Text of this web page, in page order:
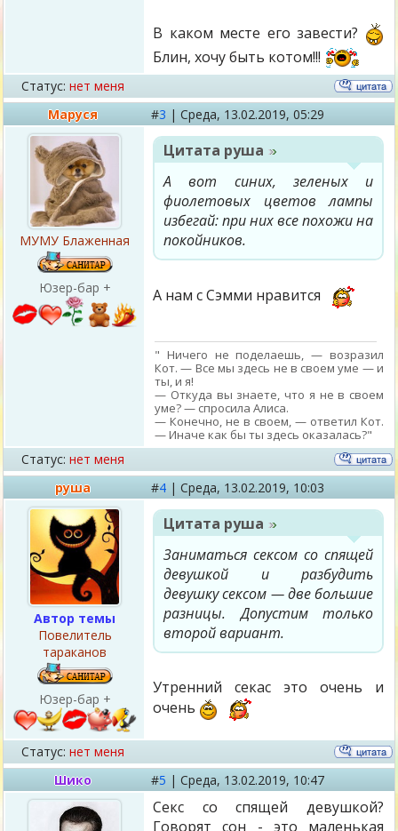
В каком месте его завести?
Блин, хочу быть котом!!!
Статус: нет меня
Маруся
#3 | Среда, 13.02.2019, 05:29
МУМУ Блаженная
Юзер-бар +
Цитата руша
А вот синих, зеленых и
фиолетовых цветов лампы
избегай: при них все похожи на
покойников.
А нам с Сэмми нравится
" Ничего не поделаешь, — возразил
Кот. — Все мы здесь не в своем уме — и
ты, и я!
— Откуда вы знаете, что я не в своем
уме? — спросила Алиса.
— Конечно, не в своем, — ответил Кот.
— Иначе как бы ты здесь оказалась?"
Статус: нет меня
руша
#4 | Среда, 13.02.2019, 10:03
Автор темы
Повелитель
тараканов
Юзер-бар +
Цитата руша
Заниматься сексом со спящей
девушкой и разбудить
девушку сексом — две большие
разницы. Допустим только
второй вариант.
Утренний секас это очень и
очень
Статус: нет меня
Шико
#5 | Среда, 13.02.2019, 10:47
Секс со спящей девушкой?
Говорят сон - это маленькая